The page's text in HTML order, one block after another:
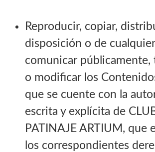
Reproducir, copiar,
disposición o de
comunicar públicamente,
o modificar los
que se cuente con la
escrita y explícita de
PATINAJE ARTIUM, que
los correspondientes